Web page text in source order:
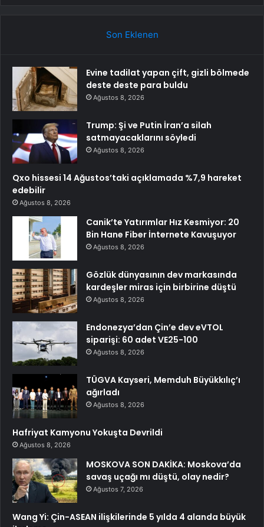
Son Eklenen
Evine tadilat yapan çift, gizli bölmede
deste deste para buldu
Ağustos 8, 2026
Trump: Şi ve Putin İran’a silah
satmayacaklarını söyledi
Ağustos 8, 2026
Qxo hissesi 14 Ağustos’taki açıklamada %7,9 hareket
edebilir
Ağustos 8, 2026
Canik’te Yatırımlar Hız Kesmiyor: 20
Bin Hane Fiber İnternete Kavuşuyor
Ağustos 8, 2026
Gözlük dünyasının dev markasında
kardeşler miras için birbirine düştü
Ağustos 8, 2026
Endonezya’dan Çin’e dev eVTOL
siparişi: 60 adet VE25-100
Ağustos 8, 2026
TÜGVA Kayseri, Memduh Büyükkılıç’ı
ağırladı
Ağustos 8, 2026
Hafriyat Kamyonu Yokuşta Devrildi
Ağustos 8, 2026
MOSKOVA SON DAKİKA: Moskova’da
savaş uçağı mı düştü, olay nedir?
Ağustos 7, 2026
Wang Yi: Çin-ASEAN ilişkilerinde 5 yılda 4 alanda büyük